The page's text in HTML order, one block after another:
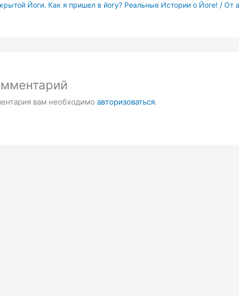
Йоги. Как я пришел в йогу? Реальные Истории о Йоге! / От
вам необходимо авторизоваться.